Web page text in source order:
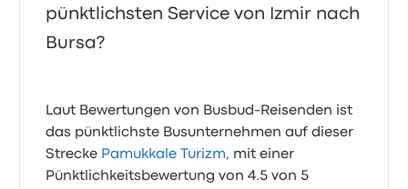
pünktlichsten Service von Izmir nach
Bursa?
Laut Bewertungen von Busbud-Reisenden ist
das pünktlichste Busunternehmen auf dieser
Strecke Pamukkale Turizm, mit einer
Pünktlichkeitsbewertung von 4.5 von 5